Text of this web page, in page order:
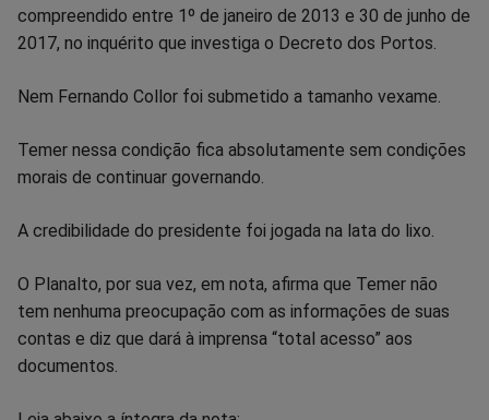
compreendido entre 1º de janeiro de 2013 e 30 de junho de
2017, no inquérito que investiga o Decreto dos Portos.
Nem Fernando Collor foi submetido a tamanho vexame.
Temer nessa condição fica absolutamente sem condições
morais de continuar governando.
A credibilidade do presidente foi jogada na lata do lixo.
O Planalto, por sua vez, em nota, afirma que Temer não
tem nenhuma preocupação com as informações de suas
contas e diz que dará à imprensa “total acesso” aos
documentos.